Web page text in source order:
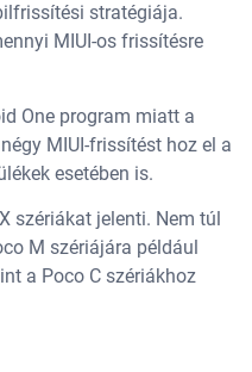
stratégiája.
MIUI-os frissítésre
One program miatt a
MIUI-frissítést hoz el a
esetében is.
szériákat jelenti. Nem túl
M szériájára például
a Poco C szériákhoz